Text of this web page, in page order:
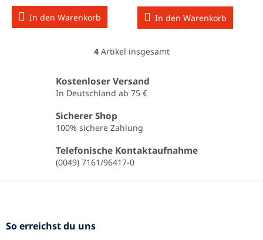
In den Warenkorb In den Warenkorb
S
e
u
e
l
e
m
e
n
4Artikel insgesamt
Kostenloser Versand
In Deutschland ab 75 €
Sicherer Shop
100% sichere Zahlung
Telefonische Kontaktaufnahme
(0049) 7161/96417-0
F
So erreichst du uns